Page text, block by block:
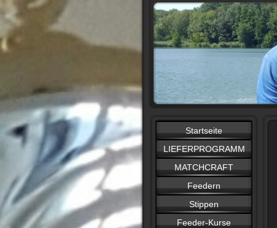
Startseite
LIEFERPROGRAMM
MATCHCRAFT
Feedern
Stippen
Feeder-Kurse